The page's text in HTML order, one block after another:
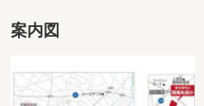
案内図